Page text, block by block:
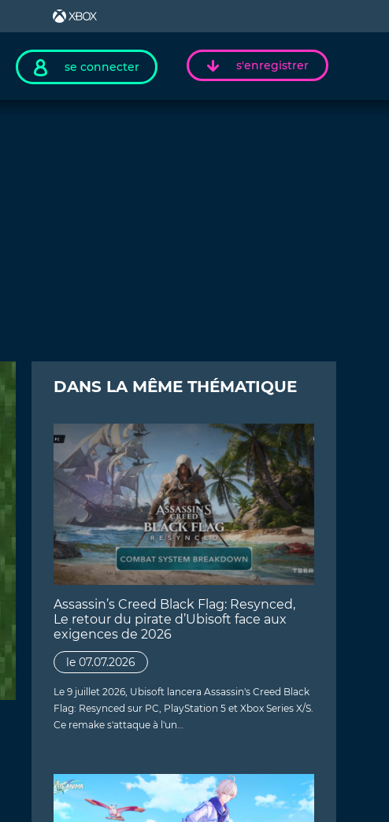
se connecter s'enregistrer
DANS LA MÊME THÉMATIQUE
Assassin’s Creed Black Flag: Resynced,
Le retour du pirate d’Ubisoft face aux
exigences de 2026
le 07.07.2026
Le 9 juillet 2026, Ubisoft lancera Assassin's Creed Black
Flag: Resynced sur PC, PlayStation 5 et Xbox Series X/S.
Ce remake s'attaque à l'un…